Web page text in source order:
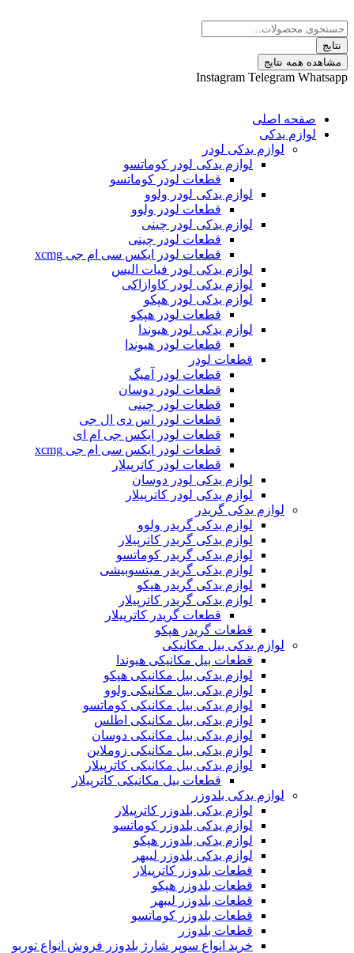
نتایج
Instagram Telegram
اصلی
یدکی
لوازم یدکی لودر
لوازم یدکی لودر کوماتسو
قطعات لودر کوماتسو
لوازم یدکی لودر ولوو
قطعات لودر ولوو
لوازم یدکی لودر چینی
قطعات لودر چینی
قطعات لودر ایکس سی ام جی xcmg
لوازم یدکی لودر فیات الیس
لوازم یدکی لودر کاوازاکی
لوازم یدکی لودر هپکو
قطعات لودر هپکو
لوازم یدکی لودر هیوندا
قطعات لودر هیوندا
قطعات لودر
قطعات لودر آمیگ
قطعات لودر دوسان
قطعات لودر چینی
قطعات لودر اس دی ال جی
قطعات لودر ایکس جی ام ای
قطعات لودر ایکس سی ام جی xcmg
قطعات لودر کاترپیلار
لوازم یدکی لودر دوسان
لوازم یدکی لودر کاترپیلار
لوازم یدکی گریدر
لوازم یدکی گریدر ولوو
لوازم یدکی گریدر کاترپیلار
لوازم یدکی گریدر کوماتسو
لوازم یدکی گریدر میتسوبیشی
لوازم یدکی گریدر هپکو
لوازم یدکی گریدر کاترپیلار
قطعات گریدر کاترپیلار
قطعات گریدر هپکو
لوازم یدکی بیل مکانیکی
قطعات بیل مکانیکی هیوندا
لوازم یدکی بیل مکانیکی هپکو
لوازم یدکی بیل مکانیکی ولوو
لوازم یدکی بیل مکانیکی کوماتسو
لوازم یدکی بیل مکانیکی اطلس
لوازم یدکی بیل مکانیکی دوسان
لوازم یدکی بیل مکانیکی زوملاین
لوازم یدکی بیل مکانیکی کاترپیلار
قطعات بیل مکانیکی کاترپیلار
لوازم یدکی بلدوزر
لوازم یدکی بلدوزر کاترپیلار
لوازم یدکی بلدوزر کوماتسو
لوازم یدکی بلدوزر هپکو
لوازم یدکی بلدوزر لیبهر
قطعات بلدوزر کاترپیلار
قطعات بلدوزر هپکو
قطعات بلدوزر لیبهر
قطعات بلدوزر کوماتسو
قطعات بلدوزر
خرید انواع سوپر شارژ بلدوزر فروش انواع توربو